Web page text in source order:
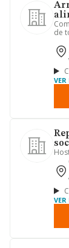
de